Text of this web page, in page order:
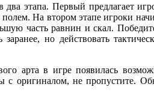
этапа. Первый предлагает
На втором этапе игроки
часть равнин и скал.
но действовать
арта в игре появилась
оригиналом, не пропустите.